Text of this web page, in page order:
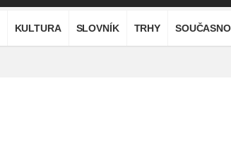
KULTURA SLOVNÍK TRHY